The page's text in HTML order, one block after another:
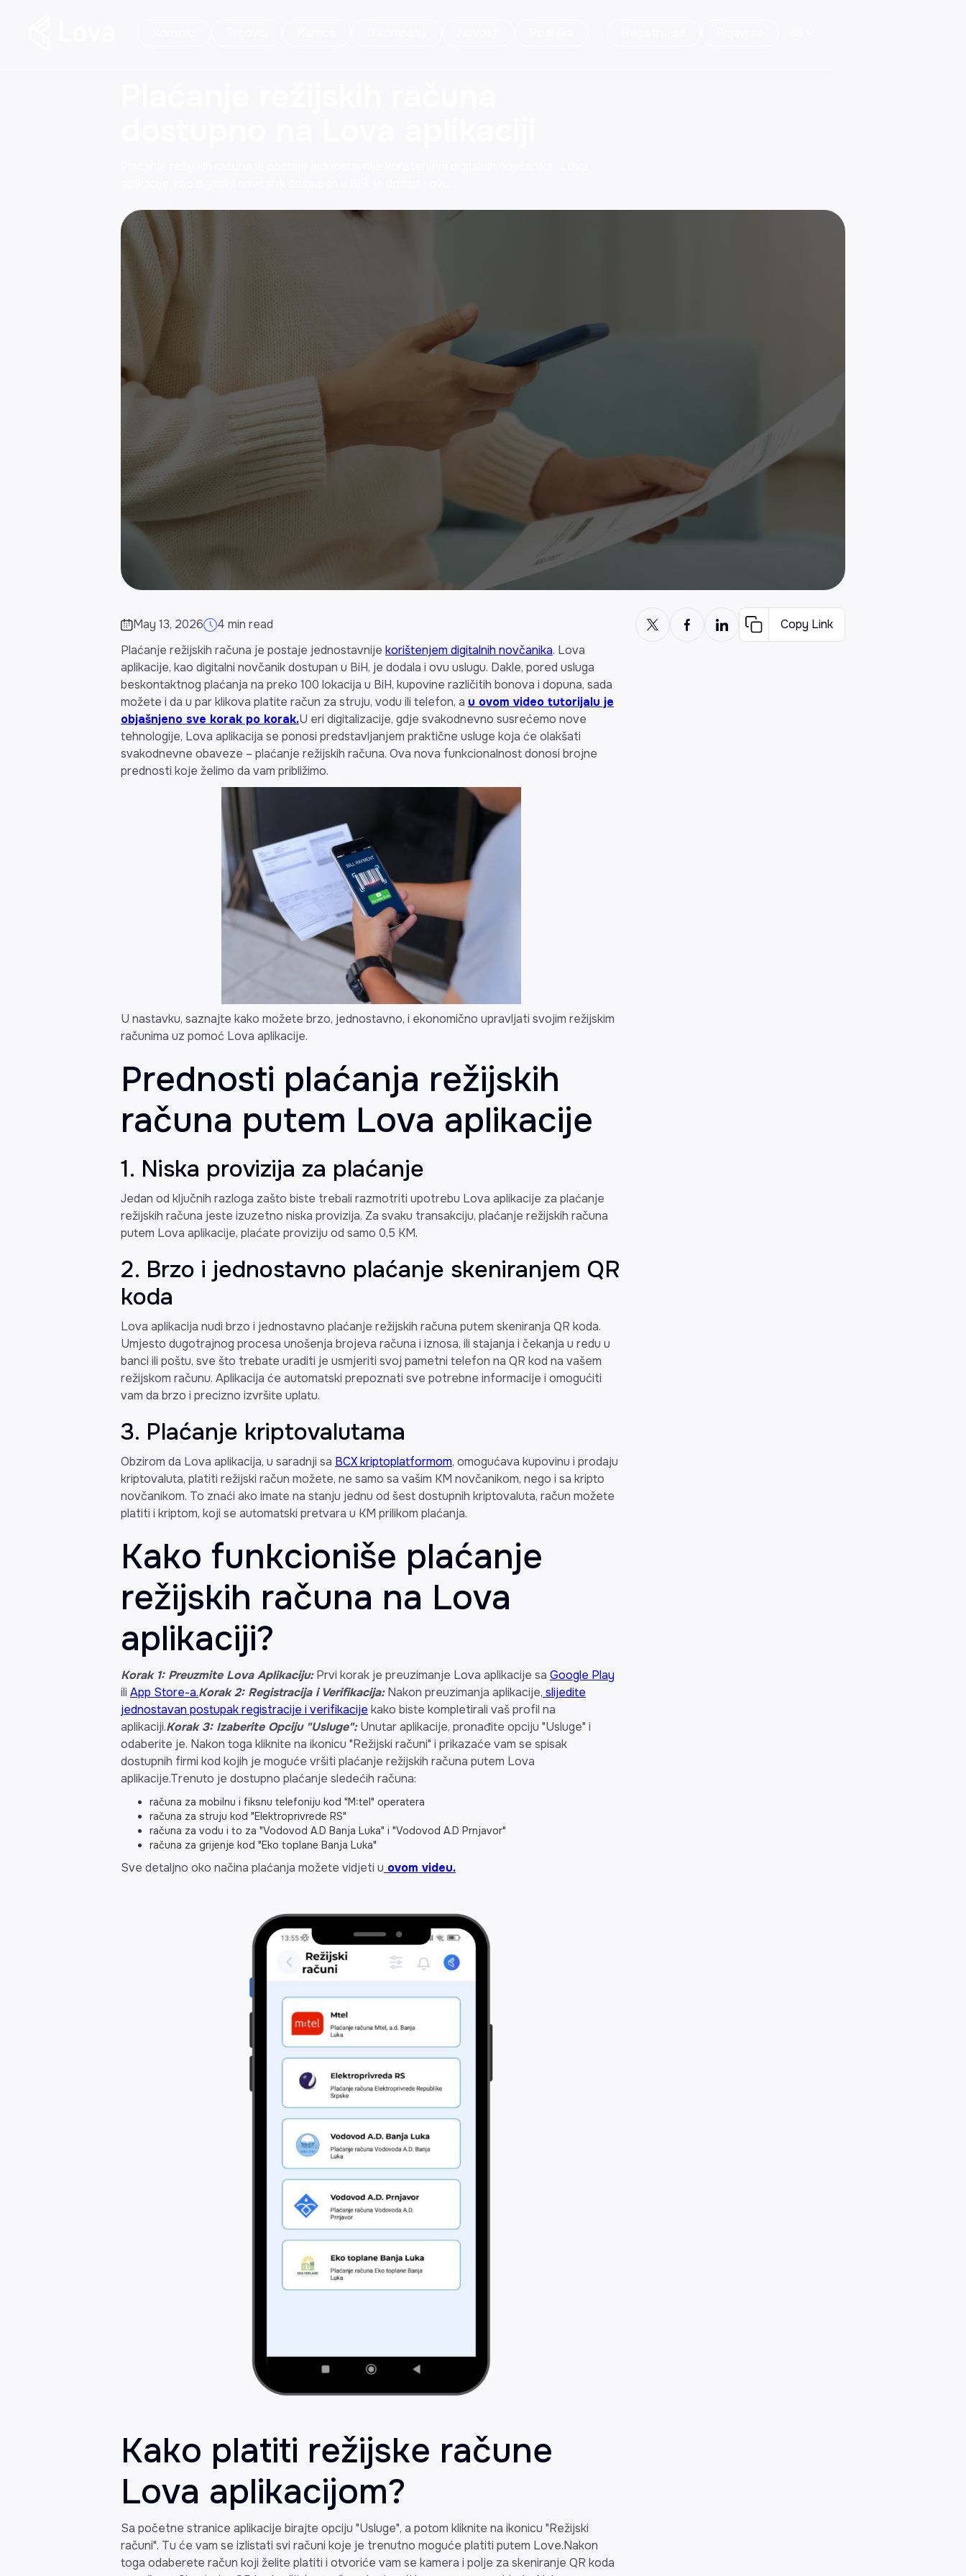
May 13, 2026 4 min read
Copy Link
Plaćanje režijskih računa je postaje jednostavnije korištenjem digitalnih novčanika. Lova
aplikacije, kao digitalni novčanik dostupan u BiH, je dodala i ovu uslugu. Dakle, pored usluga
beskontaktnog plaćanja na preko 100 lokacija u BiH, kupovine različitih bonova i dopuna, sada
možete i da u par klikova platite račun za struju, vodu ili telefon, a u ovom video tutorijalu je
objašnjeno sve korak po korak.U eri digitalizacije, gdje svakodnevno susrećemo nove
tehnologije, Lova aplikacija se ponosi predstavljanjem praktične usluge koja će olakšati
svakodnevne obaveze – plaćanje režijskih računa. Ova nova funkcionalnost donosi brojne
prednosti koje želimo da vam približimo.
U nastavku, saznajte kako možete brzo, jednostavno, i ekonomično upravljati svojim režijskim
računima uz pomoć Lova aplikacije.
Prednosti plaćanja režijskih
računa putem Lova aplikacije
1. Niska provizija za plaćanje
Jedan od ključnih razloga zašto biste trebali razmotriti upotrebu Lova aplikacije za plaćanje
režijskih računa jeste izuzetno niska provizija. Za svaku transakciju, plaćanje režijskih računa
putem Lova aplikacije, plaćate proviziju od samo 0,5 KM.
2. Brzo i jednostavno plaćanje skeniranjem QR
koda
Lova aplikacija nudi brzo i jednostavno plaćanje režijskih računa putem skeniranja QR koda.
Umjesto dugotrajnog procesa unošenja brojeva računa i iznosa, ili stajanja i čekanja u redu u
banci ili poštu, sve što trebate uraditi je usmjeriti svoj pametni telefon na QR kod na vašem
režijskom računu. Aplikacija će automatski prepoznati sve potrebne informacije i omogućiti
vam da brzo i precizno izvršite uplatu.
3. Plaćanje kriptovalutama
Obzirom da Lova aplikacija, u saradnji sa BCX kriptoplatformom, omogućava kupovinu i prodaju
kriptovaluta, platiti režijski račun možete, ne samo sa vašim KM novčanikom, nego i sa kripto
novčanikom. To znaći ako imate na stanju jednu od šest dostupnih kriptovaluta, račun možete
platiti i kriptom, koji se automatski pretvara u KM prilikom plaćanja.
Kako funkcioniše plaćanje
režijskih računa na Lova
aplikaciji?
Korak 1: Preuzmite Lova Aplikaciju:Prvi korak je preuzimanje Lova aplikacije sa Google Play
ili App Store-a.Korak 2: Registracija i Verifikacija:Nakon preuzimanja aplikacije, slijedite
jednostavan postupak registracije i verifikacije kako biste kompletirali vaš profil na
aplikaciji.Korak 3: Izaberite Opciju "Usluge":Unutar aplikacije, pronađite opciju "Usluge" i
odaberite je. Nakon toga kliknite na ikonicu "Režijski računi" i prikazaće vam se spisak
dostupnih firmi kod kojih je moguće vršiti plaćanje režijskih računa putem Lova
aplikacije.Trenuto je dostupno plaćanje sledećih računa:
računa za mobilnu i fiksnu telefoniju kod "M:tel" operatera
računa za struju kod "Elektroprivrede RS"
računa za vodu i to za "Vodovod A.D Banja Luka" i "Vodovod A.D Prnjavor"
računa za grijenje kod "Eko toplane Banja Luka"
Sve detaljno oko načina plaćanja možete vidjeti u ovom videu.
Kako platiti režijske račune
Lova aplikacijom?
Sa početne stranice aplikacije birajte opciju "Usluge", a potom kliknite na ikonicu "Režijski
računi". Tu će vam se izlistati svi računi koje je trenutno moguće platiti putem Love.Nakon
toga odaberete račun koji želite platiti i otvoriće vam se kamera i polje za skeniranje QR koda